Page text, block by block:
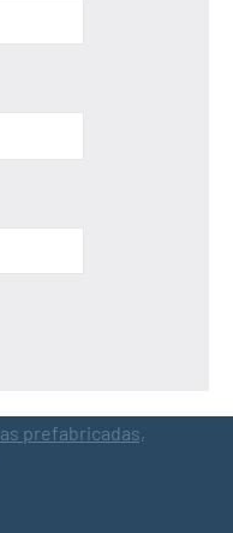
prefabricadas,